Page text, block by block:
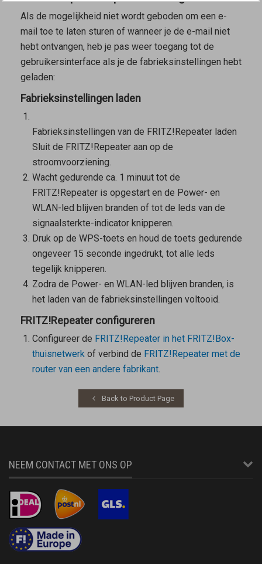
Als de mogelijkheid niet wordt geboden om een e-
mail toe te laten sturen of wanneer je de e-mail niet
hebt ontvangen, heb je pas weer toegang tot de
gebruikersinterface als je de fabrieksinstellingen hebt
geladen:
Fabrieksinstellingen laden
Fabrieksinstellingen van de FRITZ!Repeater laden
Sluit de FRITZ!Repeater aan op de
stroomvoorziening.
Wacht gedurende ca. 1 minuut tot de
FRITZ!Repeater is opgestart en de Power- en
WLAN-led blijven branden of tot de leds van de
signaalsterkte-indicator knipperen.
Druk op de WPS-toets en houd de toets gedurende
ongeveer 15 seconde ingedrukt, tot alle leds
tegelijk knipperen.
Zodra de Power- en WLAN-led blijven branden, is
het laden van de fabrieksinstellingen voltooid.
FRITZ!Repeater configureren
Configureer de FRITZ!Repeater in het FRITZ!Box-
thuisnetwerk of verbind de FRITZ!Repeater met de
router van een andere fabrikant.
Back to Product Page
NEEM CONTACT MET ONS OP